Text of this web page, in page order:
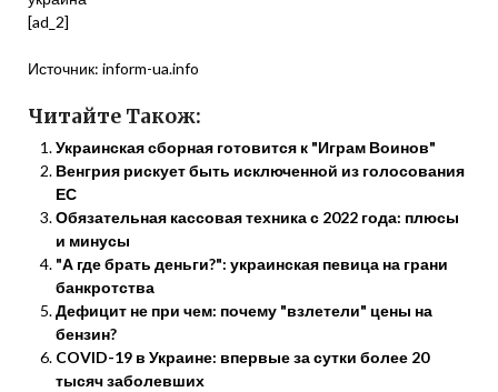
[ad_2]
Источник: inform-ua.info
Читайте Також:
Украинская сборная готовится к "Играм Воинов"
Венгрия рискует быть исключенной из голосования
ЕС
Обязательная кассовая техника с 2022 года: плюсы
и минусы
"А где брать деньги?": украинская певица на грани
банкротства
Дефицит не при чем: почему "взлетели" цены на
бензин?
COVID-19 в Украине: впервые за сутки более 20
тысяч заболевших